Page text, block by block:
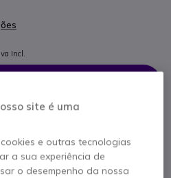
Iva Incl.
stock
site é uma
e outras tecnologias
a sua experiência de
o desempenho da nossa